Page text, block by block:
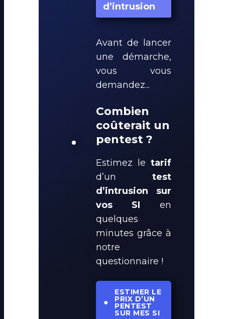
d’intrusion
Avant de lancer
une démarche,
vous vous
demandez...
Combien
coûterait un
pentest ?
Estimez le tarif
d’un test
d’intrusion sur
vos SI en
quelques
minutes grâce à
notre
questionnaire !
●
ESTIMER LE
PRIX D’UN
PENTEST
SUR MES SI